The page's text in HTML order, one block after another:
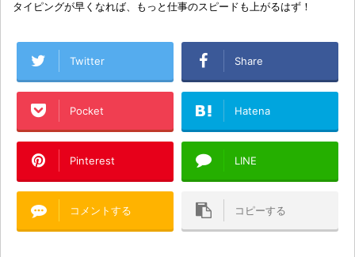
タイピングが早くなれば、もっと仕事のスピードも上がるはず！
Twitter Share
Pocket Hatena
Pinterest LINE
コメントする コピーする